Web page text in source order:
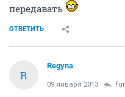
передавать
ОТВЕТИТЬ
R
Regyna
-
09 января 2013